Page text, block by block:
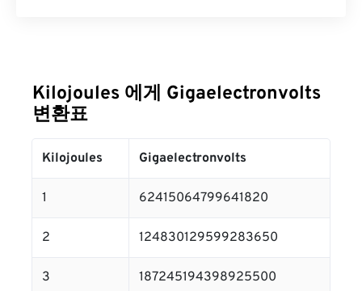
Kilojoules 에게 Gigaelectronvolts
변환표
Kilojoules Gigaelectronvolts
1 62415064799641820
2 124830129599283650
3 187245194398925500